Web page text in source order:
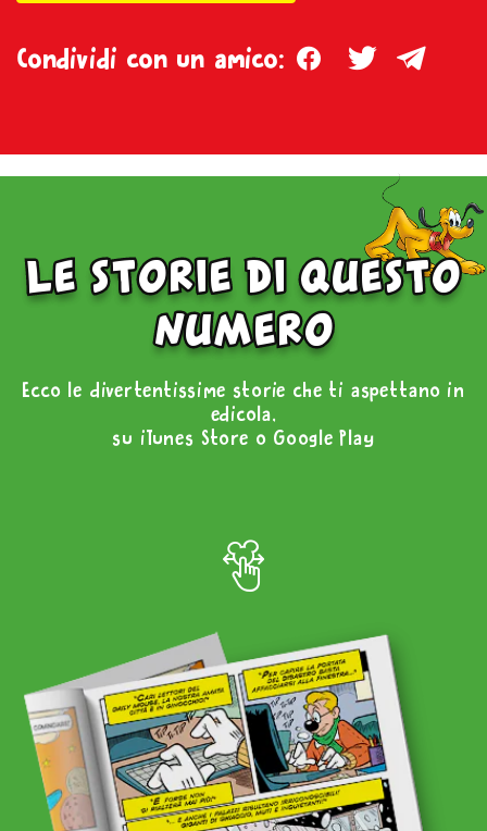
Condividi con un amico: FacebookTwitter
le storie di questo
numero
Ecco le divertentissime storie che ti aspettano in
edicola,
su iTunes Store o Google Play